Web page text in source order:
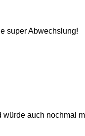
super Abwechslung!
auch nochmal